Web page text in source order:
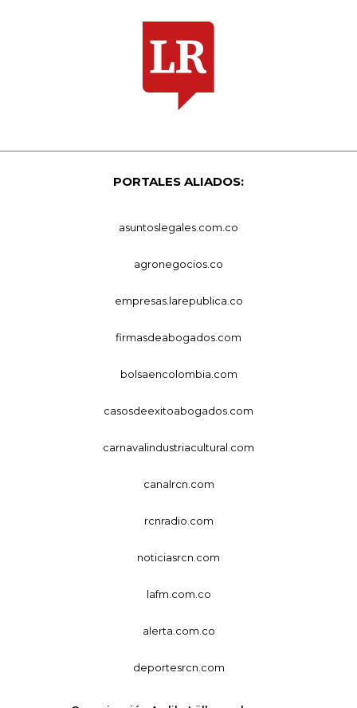
PORTALES ALIADOS:
asuntoslegales.com.co
agronegocios.co
empresas.larepublica.co
firmasdeabogados.com
bolsaencolombia.com
casosdeexitoabogados.com
carnavalindustriacultural.com
canalrcn.com
rcnradio.com
noticiasrcn.com
lafm.com.co
alerta.com.co
deportesrcn.com